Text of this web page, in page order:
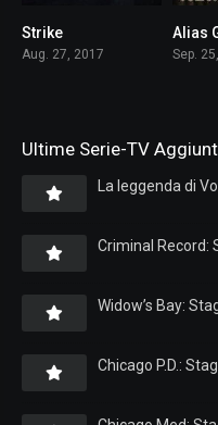
Strike
Aug. 27, 2017
Alias
Sep.
Ultime Serie-TV
La leggenda di
Criminal Record:
Widow’s Bay:
Chicago P.D.: